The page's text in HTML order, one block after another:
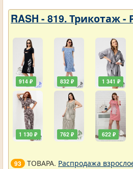
RASH - 819. Трикотаж -
914 ₽
1 130 ₽
832 ₽
762 ₽
1 341 ₽
622 ₽
93 ТОВАРА. Распродажа